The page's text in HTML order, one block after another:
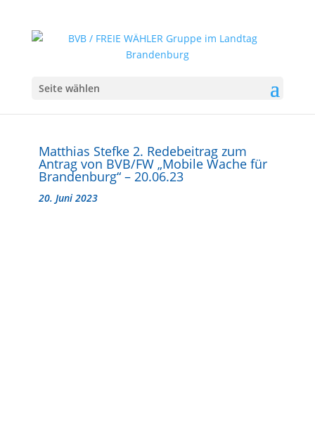
Seite wählen
Matthias Stefke 2. Redebeitrag zum
Antrag von BVB/FW „Mobile Wache für
Brandenburg“ – 20.06.23
20. Juni 2023